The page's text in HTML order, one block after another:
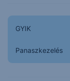
GYIK
Panaszkezelés
Napon belüli